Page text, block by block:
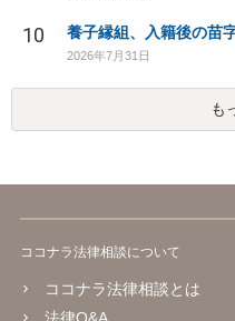
10 養子縁組、入籍後の苗
2026年7月31日
も
ココナラ法律相談について
ココナラ法律相談とは
法律Q&A